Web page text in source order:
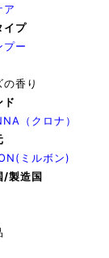
ア
イプ
プー
の香り
ド
（クロナ）
ミルボン)
/製造国